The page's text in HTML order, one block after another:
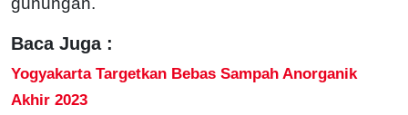
Baca Juga :
Yogyakarta Targetkan Bebas Sampah Anorganik
Akhir 2023